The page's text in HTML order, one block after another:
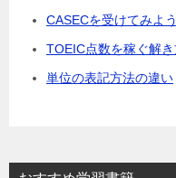
CASECを受けてみよう
TOEIC点数を稼ぐ解
単位の表記方法の違い